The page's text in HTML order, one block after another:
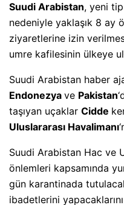
Suudi Arabistan, yeni
nedeniyle yaklaşık 8 ay
ziyaretlerine izin
umre kafilesinin ülkeye
Suudi Arabistan haber
Endonezya ve Pakistan
taşıyan uçaklar Cidde
Uluslararası Havalimanı
Suudi Arabistan Hac ve
önlemleri kapsamında
gün karantinada
ibadetlerini